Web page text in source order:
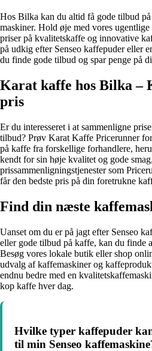
Hos Bilka kan du altid få gode tilbud
maskiner. Hold øje med vores
priser på kvalitetskaffe og innovative
på udkig efter Senseo kaffepuder eller
du finde gode tilbud og spar penge på
Karat kaffe hos Bilka –
pris
Er du interesseret i at sammenligne
tilbud? Prøv Karat Kaffe Pricerunner
på kaffe fra forskellige forhandlere,
kendt for sin høje kvalitet og gode
prissammenligningstjenester som
får den bedste pris på din foretrukne
Find din næste
Uanset om du er på jagt efter Senseo
eller gode tilbud på kaffe, kan du finde
Besøg vores lokale butik eller shop
udvalg af kaffemaskiner og
endnu bedre med en
kop kaffe hver dag.
Hvilke typer kaffepuder
til min Senseo